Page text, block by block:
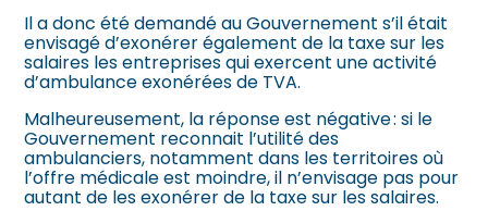
Il a donc été demandé au Gouvernement s’il était
envisagé d’exonérer également de la taxe sur les
salaires les entreprises qui exercent une activité
d’ambulance exonérées de TVA.
Malheureusement, la réponse est négative : si le
Gouvernement reconnait l’utilité des
ambulanciers, notamment dans les territoires où
l’offre médicale est moindre, il n’envisage pas pour
autant de les exonérer de la taxe sur les salaires.